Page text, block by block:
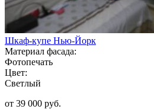
Шкаф-купе Нью-Йорк
Материал фасада:
Фотопечать
Цвет:
Светлый
от 39 000 руб.